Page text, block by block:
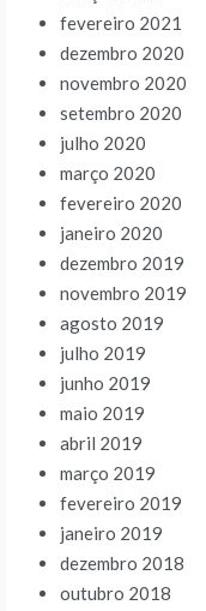
fevereiro 2021
dezembro 2020
novembro 2020
setembro 2020
julho 2020
março 2020
fevereiro 2020
janeiro 2020
dezembro 2019
novembro 2019
agosto 2019
julho 2019
junho 2019
maio 2019
abril 2019
março 2019
fevereiro 2019
janeiro 2019
dezembro 2018
outubro 2018